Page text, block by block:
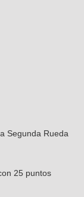
Segunda Rueda
25 puntos